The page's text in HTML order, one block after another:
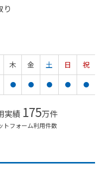
り
木 金 土 日
祝
● ● ● ● ●
実績 175万件
フォーム利用件数